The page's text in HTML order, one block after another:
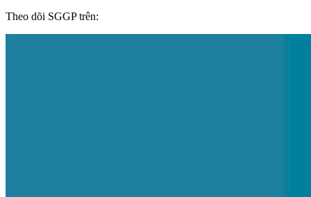
Theo dõi SGGP trên: